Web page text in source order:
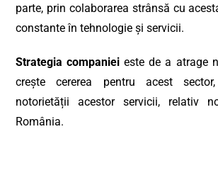
parte, prin colaborarea strânsă cu
constante în tehnologie și servicii.
Strategia companiei este de a atrage
crește cererea pentru acest
notorietății acestor servicii, relativ
România.